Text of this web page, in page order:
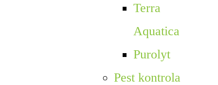
Terra
Aquatica
Purolyt
Pest kontrola